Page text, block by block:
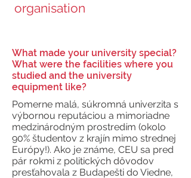
organisation
What made your university special?
What were the facilities where you
studied and the university
equipment like?
Pomerne malá, súkromná univerzita s
výbornou reputáciou a mimoriadne
medzinárodným prostredím (okolo
90% študentov z krajín mimo strednej
Európy!). Ako je známe, CEU sa pred
pár rokmi z politických dôvodov
presťahovala z Budapešti do Viedne,